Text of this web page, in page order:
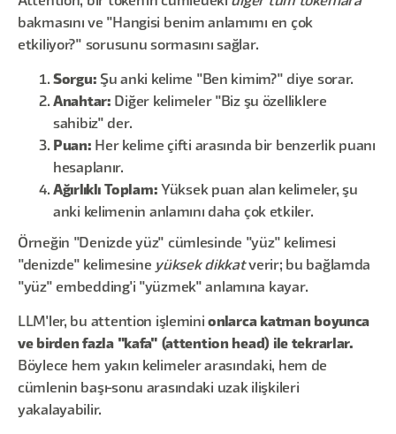
bakmasını ve "Hangisi benim anlamımı en çok
etkiliyor?" sorusunu sormasını sağlar.
Sorgu: Şu anki kelime "Ben kimim?" diye sorar.
Anahtar: Diğer kelimeler "Biz şu özelliklere
sahibiz" der.
Puan: Her kelime çifti arasında bir benzerlik puanı
hesaplanır.
Ağırlıklı Toplam: Yüksek puan alan kelimeler, şu
anki kelimenin anlamını daha çok etkiler.
Örneğin "Denizde yüz" cümlesinde "yüz" kelimesi
"denizde" kelimesine yüksek dikkatverir; bu bağlamda
"yüz" embedding'i "yüzmek" anlamına kayar.
LLM'ler, bu attention işleminionlarca katman boyunca
ve birden fazla "kafa" (attention head) ile tekrarlar.
Böylece hem yakın kelimeler arasındaki, hem de
cümlenin başı-sonu arasındaki uzak ilişkileri
yakalayabilir.